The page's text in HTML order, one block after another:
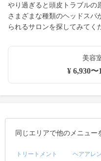
やり過ぎると頭皮トラブルの
さまざまな種類のヘッドスパ
られるサロンを探してみてく
美容
¥ 6,930〜
同じエリアで他のメニュー
トリートメント ヘアアレ